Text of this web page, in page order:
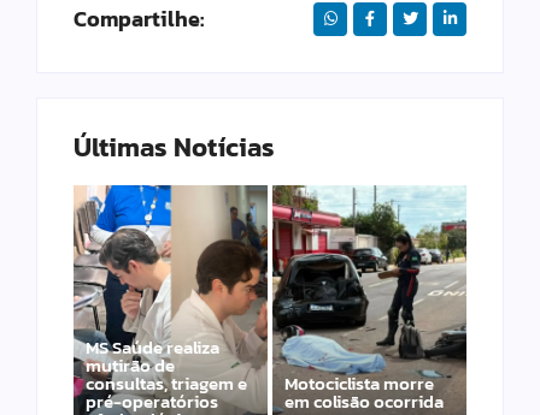
Compartilhe:
Últimas Notícias
MS Saúde realiza
mutirão de
consultas, triagem e
pré-operatórios
Motociclista morre
em colisão ocorrida
Dourados –
Prefeitura promove
feiras com
gastronomia, música